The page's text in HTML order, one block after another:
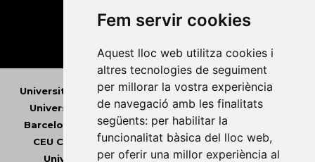
Fem servir cookies
Aquest lloc web utilitza cookies i
altres tecnologies de seguiment
per millorar la vostra experiència
de navegació amb les finalitats
següents: per habilitar la
funcionalitat bàsica del lloc web,
per oferir una millor experiència al
Universitat Abat Oliba CEU • Universitat d'Alacant
Universitat d'Andorra•Universitat Autònoma de
Barcelona
Universitat de Barcelona •
CEU Cardenal Herrera•Universitat de Girona•
Universitat de les Illes Balears•Universitat